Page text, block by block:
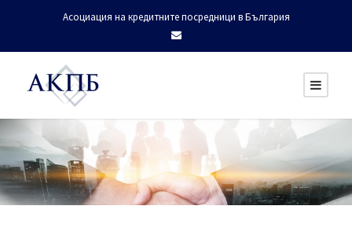
Асоциация на кредитните посредници в България